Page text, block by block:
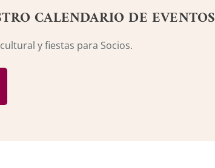
CALENDARIO DE EVENTOS
y fiestas para Socios.